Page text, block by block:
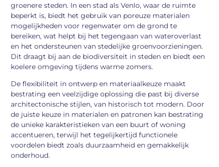
groenere steden. In een stad als Venlo, waar de ruimte
beperkt is, biedt het gebruik van poreuze materialen
mogelijkheden voor regenwater om de grond te
bereiken, wat helpt bij het tegengaan van wateroverlast
en het ondersteunen van stedelijke groenvoorzieningen.
Dit draagt bij aan de biodiversiteit in steden en biedt een
koelere omgeving tijdens warme zomers.
De flexibiliteit in ontwerp en materiaalkeuze maakt
bestrating een veelzijdige oplossing die past bij diverse
architectonische stijlen, van historisch tot modern. Door
de juiste keuze in materialen en patronen kan bestrating
de unieke karakteristieken van een buurt of woning
accentueren, terwijl het tegelijkertijd functionele
voordelen biedt zoals duurzaamheid en gemakkelijk
onderhoud.